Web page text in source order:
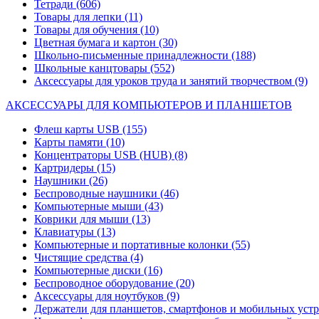
Тетради (606)
Товары для лепки (11)
Товары для обучения (10)
Цветная бумага и картон (30)
Школьно-письменные принадлежности (188)
Школьные канцтовары (552)
Аксессуары для уроков труда и занятий творчеством (9)
АКСЕССУАРЫ ДЛЯ КОМПЬЮТЕРОВ И ПЛАНШЕТОВ
Флеш карты USB (155)
Карты памяти (10)
Концентраторы USB (HUB) (8)
Картридеры (15)
Наушники (26)
Беспроводные наушники (46)
Компьютерные мыши (43)
Коврики для мыши (13)
Клавиатуры (13)
Компьютерные и портативные колонки (55)
Чистящие средства (4)
Компьютерные диски (16)
Беспроводное оборудование (20)
Аксессуары для ноутбуков (9)
Держатели для планшетов, смартфонов и мобильных